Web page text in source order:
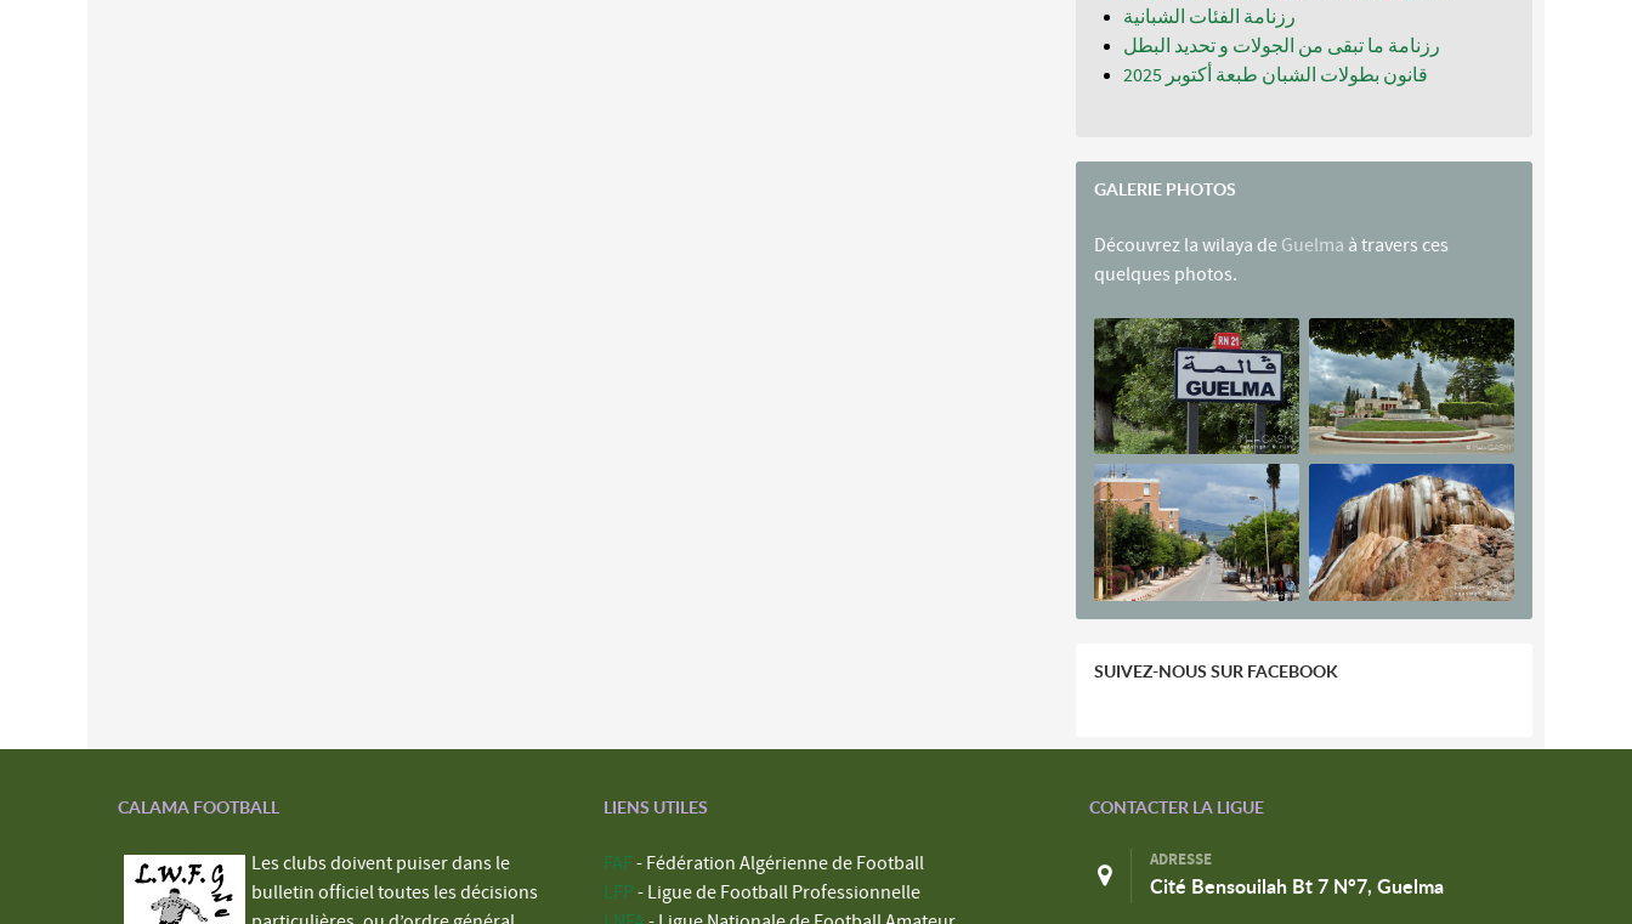
رزنامة الفئات الشبانية
رزنامة ما تبقى من الجولات و تحديد البطل
قانون بطولات الشبان طبعة أكتوبر 2025
GALERIE PHOTOS
Découvrez la wilaya de Guelma à travers ces
quelques photos.
SUIVEZ-NOUS SUR FACEBOOK
CALAMA FOOTBALL
Les clubs doivent puiser dans le
bulletin officiel toutes les décisions
LIENS UTILES
FAF - Fédération Algérienne de Football
LFP - Ligue de Football Professionnelle
CONTACTER LA LIGUE
ADRESSE
Cité Bensouilah Bt 7 N°7, Guelma